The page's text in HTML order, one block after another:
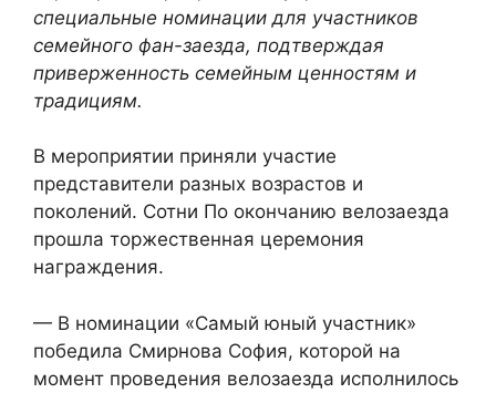
специальные номинации для участников
семейного фан-заезда, подтверждая
приверженность семейным ценностям и
традициям.
В мероприятии приняли участие
представители разных возрастов и
поколений. Сотни По окончанию велозаезда
прошла торжественная церемония
награждения.
— В номинации «Самый юный участник»
победила Смирнова София, которой на
момент проведения велозаезда исполнилось